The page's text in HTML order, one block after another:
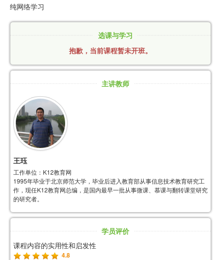
纯网络学习
选课与学习
抱歉，当前课程暂未开班。
主讲教师
王珏
工作单位：K12教育网
1995年毕业于北京师范大学，毕业后进入教育部从事信息技术教育研究工
作，现任K12教育网总编，是国内最早一批从事微课、慕课与翻转课堂研究
的研究者。
学员评价
课程内容的实用性和启发性
4.8